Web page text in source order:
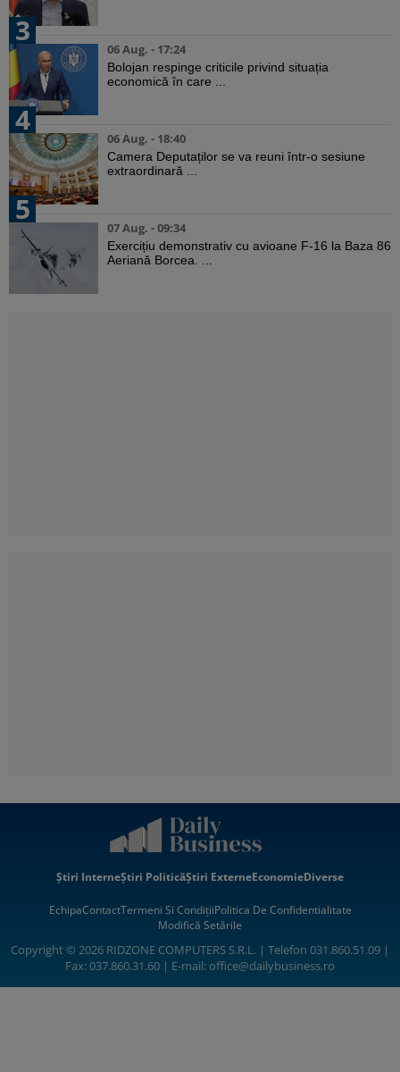
3
06 Aug. - 17:24
Bolojan respinge criticile privind situația
economică în care ...
4
06 Aug. - 18:40
Camera Deputaților se va reuni într-o sesiune
extraordinară ...
5
07 Aug. - 09:34
Exercițiu demonstrativ cu avioane F-16 la Baza 86
Aeriană Borcea. ...
Știri InterneȘtiri PoliticăȘtiri ExterneEconomieDiverse
EchipaContactTermeni Si CondițiiPolitica De Confidentialitate
Modifică Setările
Copyright © 2026 RIDZONE COMPUTERS S.R.L. | Telefon 031.860.51.09 |
Fax: 037.860.31.60 | E-mail:office@dailybusiness.ro